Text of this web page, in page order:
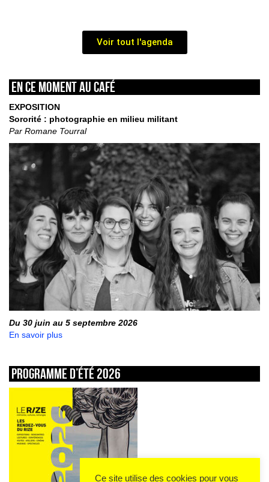
Voir tout l'agenda
En ce moment au café
EXPOSITION
Sororité : photographie en milieu militant
Par Romane Tourral
Du 30 juin au 5 septembre 2026
En savoir plus
Programme d’été 2026
Ce site utilise des cookies pour vous